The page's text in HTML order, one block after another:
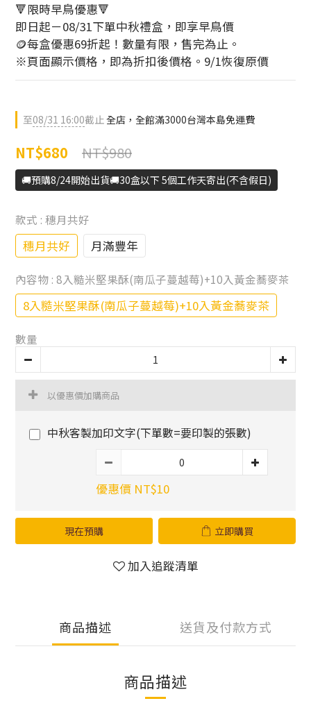
🔻限時早鳥優惠🔻
即日起－08/31下單中秋禮盒，即享早鳥價
🪙每盒優惠69折起！數量有限，售完為止。
※頁面顯示價格，即為折扣後價格。9/1恢復原價
至08/31 16:00截止全店，全館滿3000台灣本島免運費
NT$680 NT$980
🚚預購8/24開始出貨🚚30盒以下 5個工作天寄出(不含假日)
款式 : 穗月共好
穗月共好 月滿豐年
內容物 : 8入糙米堅果酥(南瓜子蔓越莓)+10入黃金蕎麥茶
8入糙米堅果酥(南瓜子蔓越莓)+10入黃金蕎麥茶
數量
以優惠價加購商品
中秋客製加印文字(下單數=要印製的張數)
優惠價 NT$10
現在預購 立即購買
加入追蹤清單
商品描述 送貨及付款方式
商品描述